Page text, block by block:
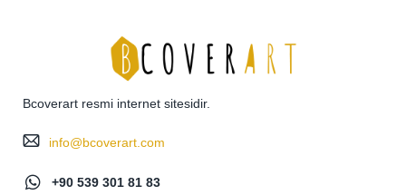
Bcoverart resmi internet sitesidir.
info@bcoverart.com
+90 539 301 81 83